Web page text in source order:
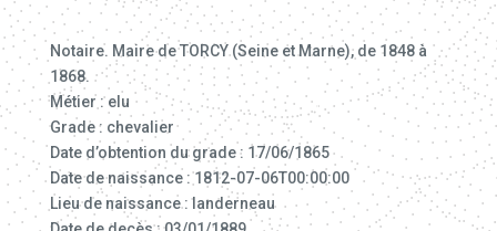
Notaire. Maire de TORCY (Seine et Marne), de 1848 à
1868.
Métier : elu
Grade : chevalier
Date d’obtention du grade : 17/06/1865
Date de naissance : 1812-07-06T00:00:00
Lieu de naissance : landerneau